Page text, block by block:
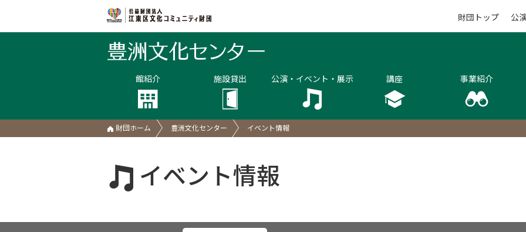
財団トップ 公
館紹介 施設貸出 公演・イベント・展示 講座 事業紹介
財団ホーム 豊洲文化センター イベント情報
イベント情報